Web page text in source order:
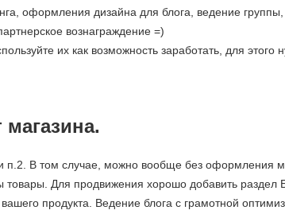
оформления дизайна для блога, ведение
вознаграждение =)
их как возможность заработать, для этого
В том случае, можно вообще без оформления
товары. Для продвижения хорошо добавить
продукта. Ведение блога с грамотной